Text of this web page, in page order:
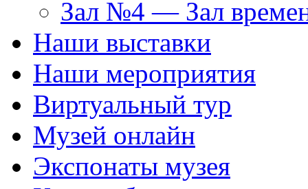
Зал №4 — Зал
Наши выставки
Наши мероприятия
Виртуальный тур
Музей онлайн
Экспонаты музея